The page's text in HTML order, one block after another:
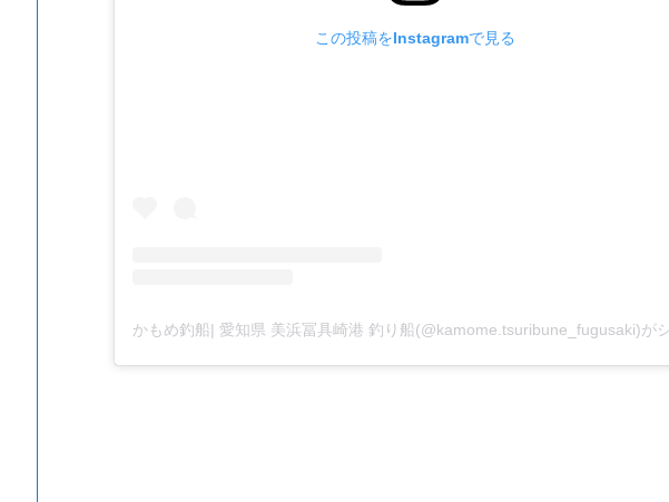
この投稿をInstagramで見る